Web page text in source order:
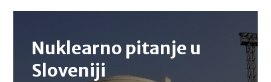
Nuklearno pitanje u
Sloveniji